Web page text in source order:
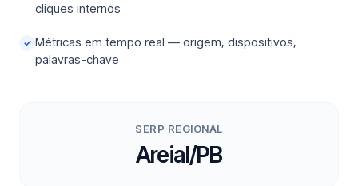
cliques internos
✓ Métricas em tempo real — origem, dispositivos,
palavras-chave
SERP REGIONAL
Areial/PB